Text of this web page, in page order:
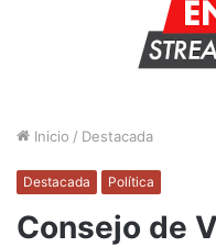
Inicio / Destacada
Destacada Política
Consejo de